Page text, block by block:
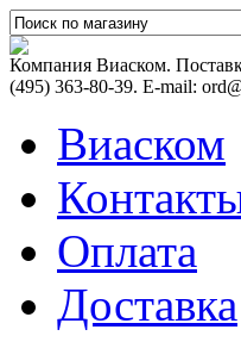
Компания Виаском.
(495) 363-80-39. E-mail:
Виаском
Оплата
Доставка